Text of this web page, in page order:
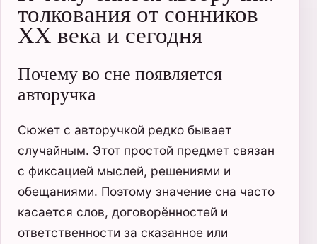
толкования от сонников
XX века и сегодня
Почему во сне появляется
авторучка
Сюжет с авторучкой редко бывает
случайным. Этот простой предмет связан
с фиксацией мыслей, решениями и
обещаниями. Поэтому значение сна часто
касается слов, договорённостей и
ответственности за сказанное или